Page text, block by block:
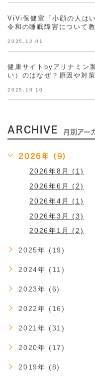
ViVi保健室「小顔の人は
令和の睡眠障害について
2025.12.01
健康サイトbyアリナミン
い）のはなぜ？原因や対
2025.10.10
ARCHIVE 月別アー
2026年 (9)
2026年8月 (1)
2026年6月 (2)
2026年4月 (1)
2026年3月 (3)
2026年1月 (2)
2025年 (19)
2024年 (11)
2023年 (6)
2022年 (16)
2021年 (31)
2020年 (17)
2019年 (8)